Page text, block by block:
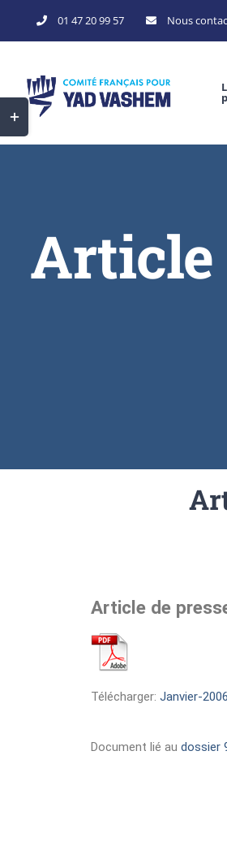
01 47 20 99 57 Nous
Article
Article de
Télécharger: Janvier-
Document lié au dossier